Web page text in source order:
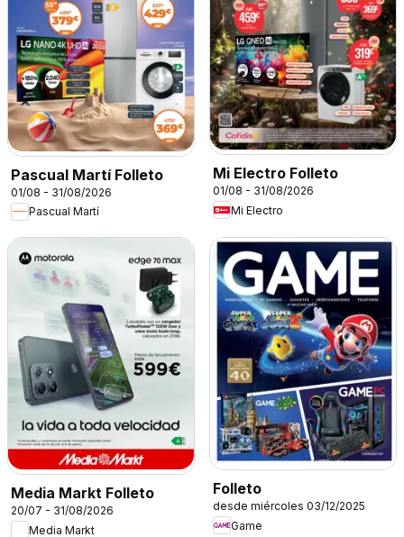
Pascual Martí Folleto
01/08 - 31/08/2026
Pascual Martí
Mi Electro Folleto
01/08 - 31/08/2026
Mi Electro
Media Markt Folleto
20/07 - 31/08/2026
Media Markt
Folleto
desde miércoles 03/12/2025
Game